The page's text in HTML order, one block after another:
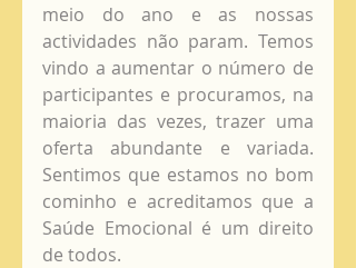
meio do ano e as nossas
actividades não param. Temos
vindo a aumentar o número de
participantes e procuramos, na
maioria das vezes, trazer uma
oferta abundante e variada.
Sentimos que estamos no bom
cominho e acreditamos que a
Saúde Emocional é um direito
de todos.